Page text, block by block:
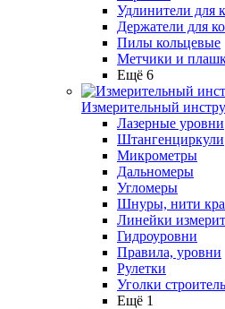
Удлинители для
Держатели для
Пилы кольцевые
Метчики и
Ещё 6
Измерительный
Лазерные уровни
Штангенциркули
Микрометры
Дальномеры
Угломеры
Шнуры, нити
Линейки
Гидроуровни
Правила, уровни
Рулетки
Уголки
Ещё 1